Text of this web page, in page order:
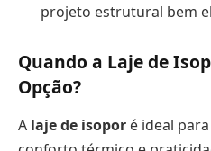
projeto estrutural bem
Quando a Laje de
Opção?
A laje de isopor é ideal